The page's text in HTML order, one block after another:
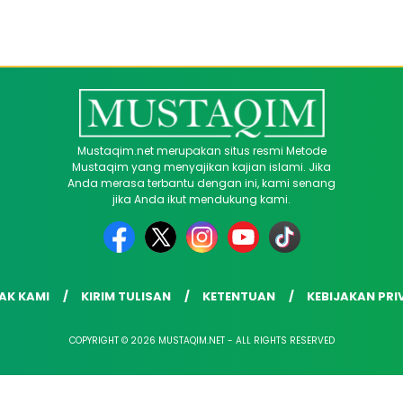
Mustaqim.net merupakan situs resmi Metode
Mustaqim yang menyajikan kajian islami. Jika
Anda merasa terbantu dengan ini, kami senang
jika Anda ikut mendukung kami.
KAMI KIRIM TULISAN KETENTUAN KEBIJAKAN
COPYRIGHT © 2026 MUSTAQIM.NET - ALL RIGHTS RESERVED